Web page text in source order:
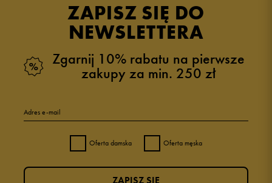
ZAPISZ SIĘ DO
NEWSLETTERA
Zgarnij 10% rabatu na pierwsze
zakupy za min. 250 zł
Adres e-mail
Oferta damska Oferta męska
ZAPISZ SIĘ